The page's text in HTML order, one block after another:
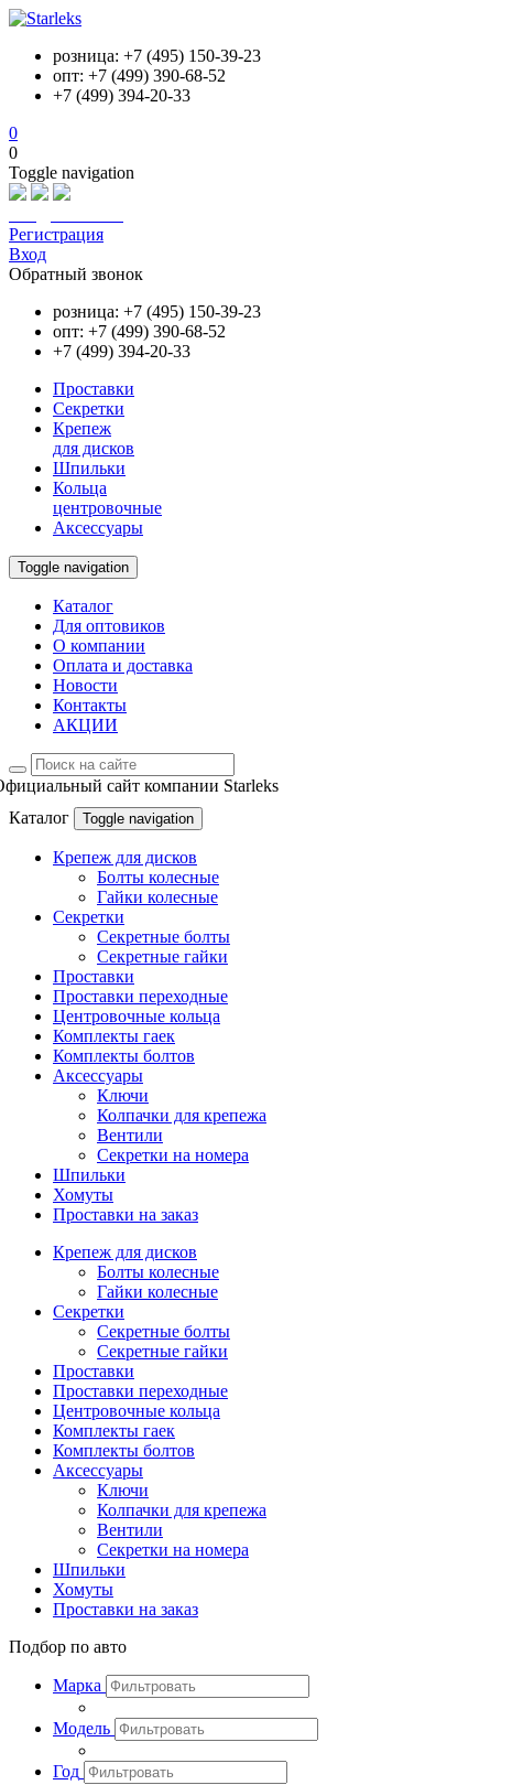
розница: +7 (495) 150-39-23
опт: +7 (499) 390-68-52
+7 (499) 394-20-33
0
0
Toggle navigation
Регистрация
Вход
Обратный звонок
розница: +7 (495) 150-39-23
опт: +7 (499) 390-68-52
+7 (499) 394-20-33
Проставки
Секретки
Крепеж
для дисков
Шпильки
Кольца
центровочные
Аксессуары
Toggle navigation
Каталог
Для оптовиков
О компании
Оплата и доставка
Новости
Контакты
АКЦИИ
сайт компании Starleks
Каталог
Toggle navigation
Крепеж для дисков
Болты колесные
Гайки колесные
Секретки
Секретные болты
Секретные гайки
Проставки
Проставки переходные
Центровочные кольца
Комплекты гаек
Комплекты болтов
Аксессуары
Ключи
Колпачки для крепежа
Вентили
Секретки на номера
Шпильки
Хомуты
Проставки на заказ
Крепеж для дисков
Болты колесные
Гайки колесные
Секретки
Секретные болты
Секретные гайки
Проставки
Проставки переходные
Центровочные кольца
Комплекты гаек
Комплекты болтов
Аксессуары
Ключи
Колпачки для крепежа
Вентили
Секретки на номера
Шпильки
Хомуты
Проставки на заказ
Подбор по авто
Марка
Модель
Год